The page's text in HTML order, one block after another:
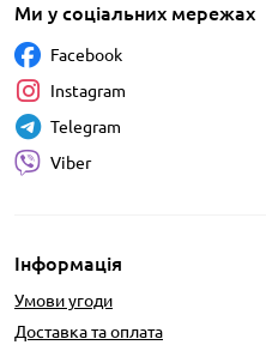
Інформація
Умови угоди
Доставка та оплата
Ми у соціальних мережах
Facebook
Instagram
Telegram
Viber